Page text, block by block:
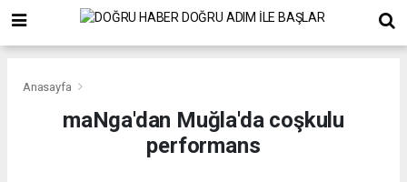
Anasayfa
maNga'dan Muğla'da coşkulu
performans